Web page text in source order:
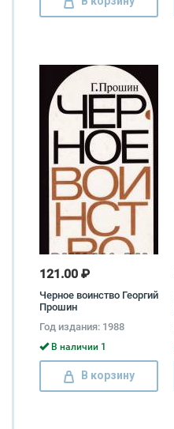
121.00 ₽
Черное воинство Георгий
Прошин
Год издания: 1988
В наличии 1
В корзину